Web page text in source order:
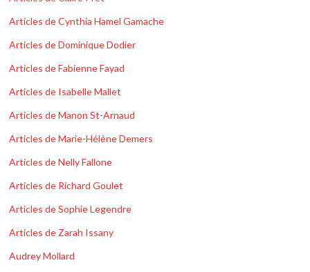
Articles de Cynthia Hamel Gamache
Articles de Dominique Dodier
Articles de Fabienne Fayad
Articles de Isabelle Mallet
Articles de Manon St-Arnaud
Articles de Marie-Hélène Demers
Articles de Nelly Fallone
Articles de Richard Goulet
Articles de Sophie Legendre
Articles de Zarah Issany
Audrey Mollard